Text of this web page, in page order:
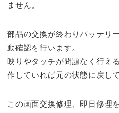
ません。
部品の交換が終わりバッテリ
動確認を行います。
映りやタッチが問題なく行え
作していれば元の状態に戻し
この画面交換修理、即日修理